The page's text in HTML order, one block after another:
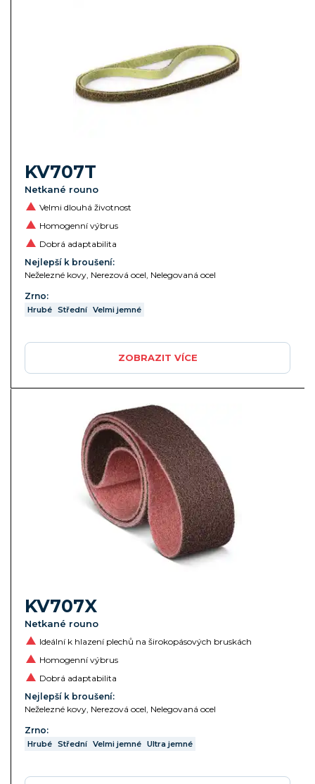
KV707T
Netkané rouno
Velmi dlouhá životnost
Homogenní výbrus
Dobrá adaptabilita
Nejlepší k broušení:
Neželezné kovy, Nerezová ocel, Nelegovaná ocel
Zrno:
Hrubé Střední Velmi jemné
ZOBRAZIT VÍCE
KV707X
Netkané rouno
Ideální k hlazení plechů na širokopásových bruskách
Homogenní výbrus
Dobrá adaptabilita
Nejlepší k broušení:
Neželezné kovy, Nerezová ocel, Nelegovaná ocel
Zrno:
Hrubé Střední Velmi jemné Ultra jemné